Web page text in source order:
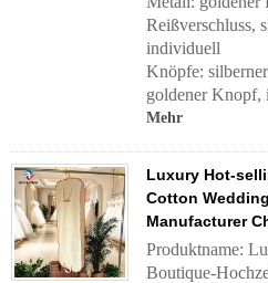
Reißverschluss,
individuell
Knöpfe:
goldener Knopf,
Mehr
Luxury Hot-
Cotton
Manufacturer
Produktname:
Boutique-